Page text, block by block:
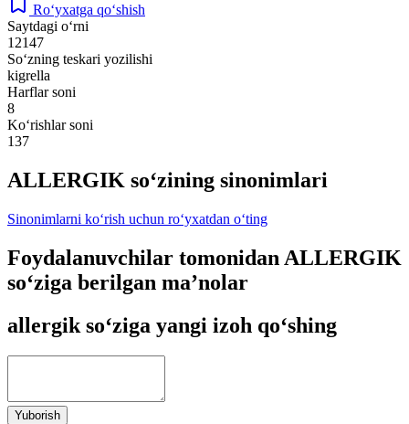
Ro‘yxatga qo‘shish
Saytdagi o‘rni
12147
So‘zning teskari yozilishi
kigrella
Harflar soni
8
Ko‘rishlar soni
137
ALLERGIK so‘zining sinonimlari
Sinonimlarni ko‘rish uchun ro‘yxatdan o‘ting
Foydalanuvchilar tomonidan ALLERGIK
so‘ziga berilgan ma’nolar
allergik so‘ziga yangi izoh qo‘shing
Yuborish